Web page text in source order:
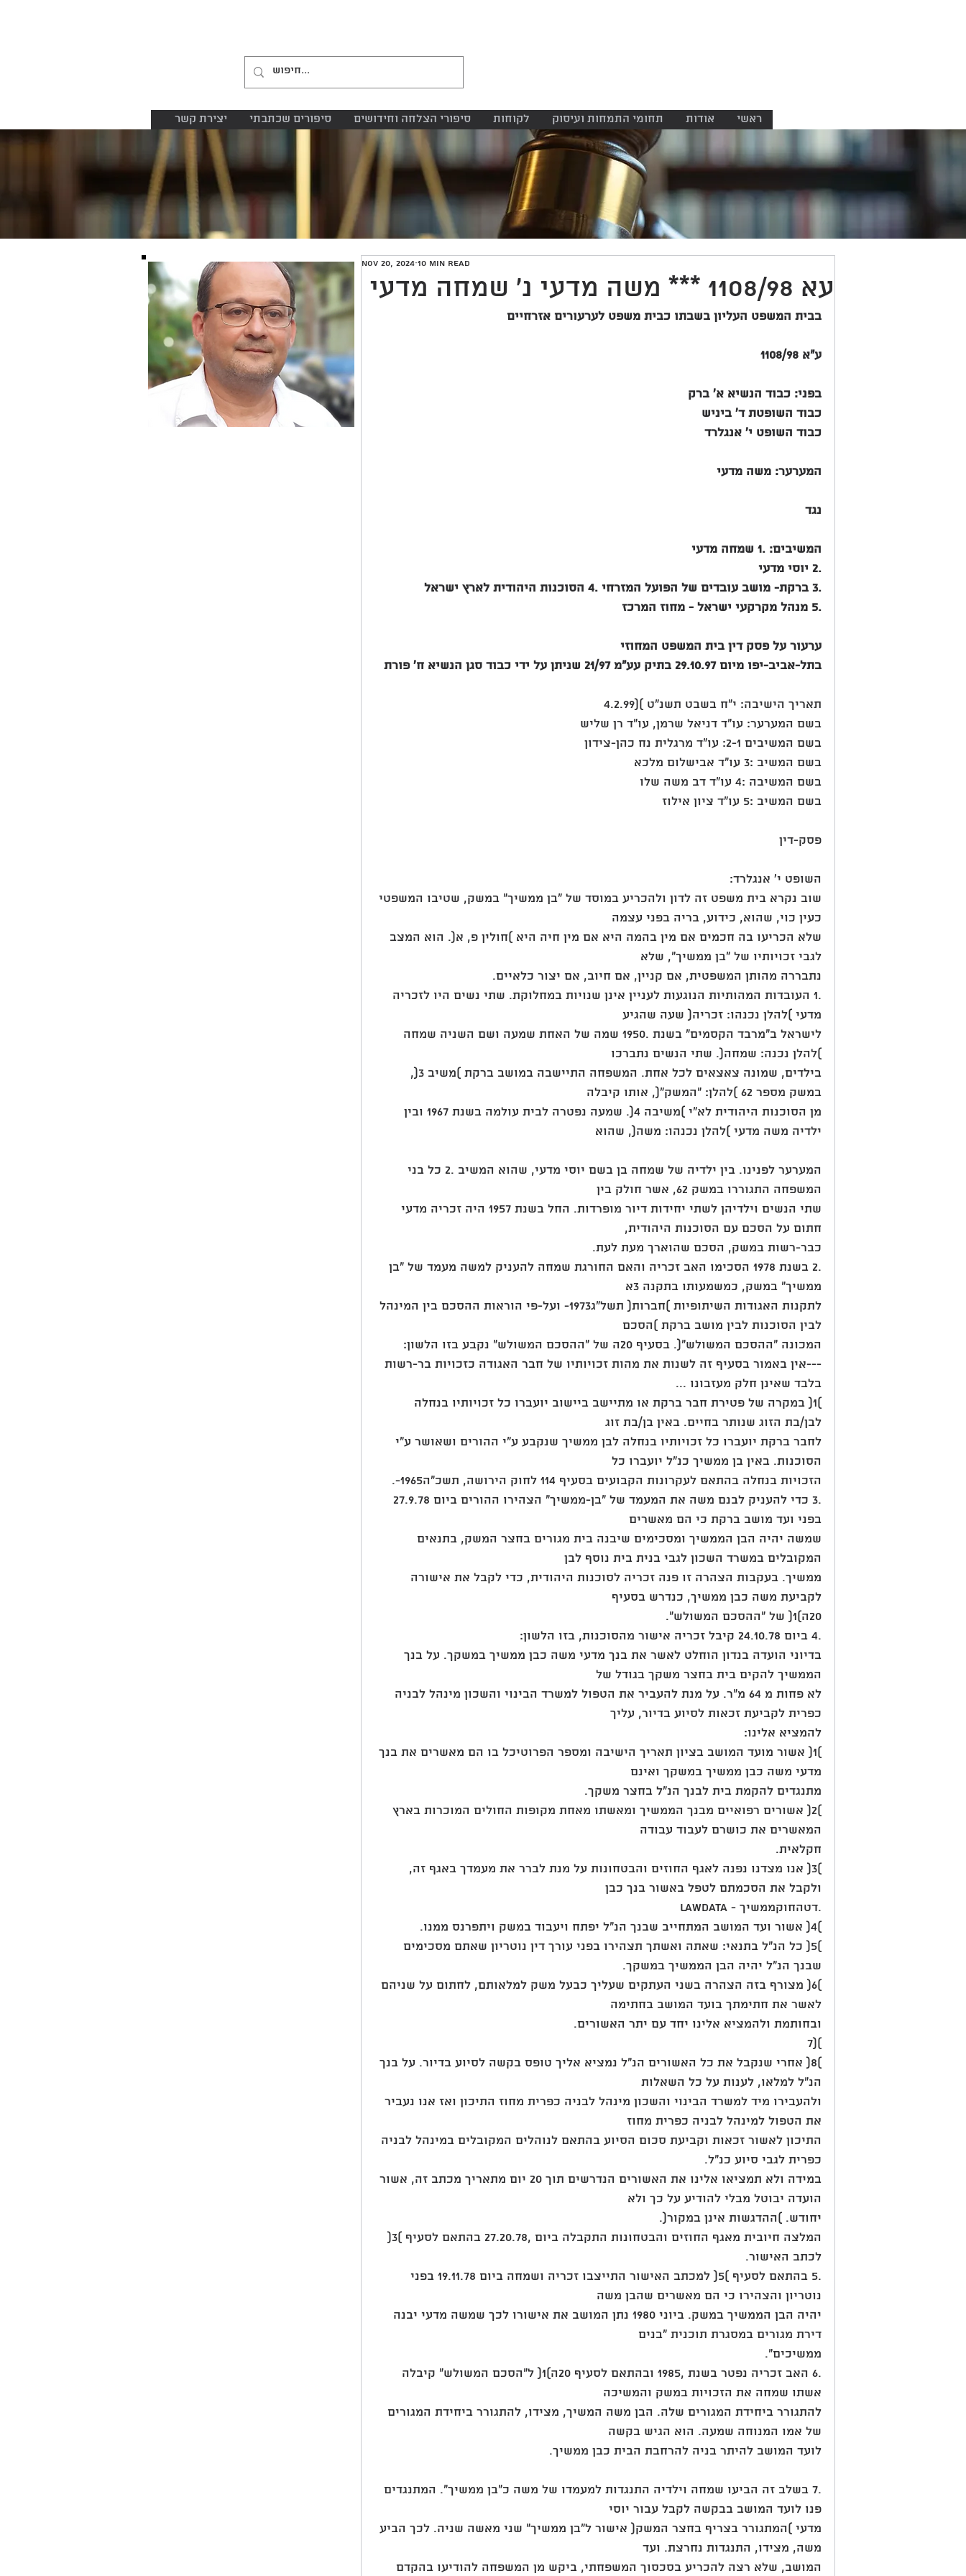
ראשי אודות תחומי התמחות ועיסוק לקוחות סיפורי הצלחה וחידושים סיפורים שכתבתי יצירת קשר
עא 1108/98 *** משה מדעי נ' שמחה מדעי
Nov 20, 2024 10 min read
בבית המשפט העליון בשבתו כבית משפט לערעורים אזרחיים
ע"א 1108/98
בפני: כבוד הנשיא א' ברק
כבוד השופטת ד' ביניש
כבוד השופט י' אנגלרד
המערער: משה מדעי
נגד
המשיבים: .1 שמחה מדעי
.2 יוסי מדעי
.3 ברקת- מושב עובדים של הפועל המזרחי .4 הסוכנות היהודית לארץ ישראל
.5 מנהל מקרקעי ישראל - מחוז המרכז
ערעור על פסק דין בית המשפט המחוזי
בתל-אביב-יפו מיום 29.10.97 בתיק עע"מ 21/97 שניתן על ידי כבוד סגן הנשיא ח' פורת
תאריך הישיבה: י"ח בשבט תשנ"ט )(4.2.99
בשם המערער: עו"ד דניאל שרמן, עו"ד רן שליש
בשם המשיבים 2-1: עו"ד מרגלית נח כהן-צידון
בשם המשיב :3 עו"ד אבישלום מלכא
בשם המשיבה :4 עו"ד דב משה שלו
בשם המשיב :5 עו"ד ציון אילוז
פסק-דין
השופט י' אנגלרד:
שוב נקרא בית משפט זה לדון ולהכריע במוסד של "בן ממשיך" במשק, שטיבו המשפטי
כעין כוי, שהוא, כידוע, בריה בפני עצמה
שלא הכריעו בה חכמים אם מין בהמה היא אם מין חיה היא )חולין פ, א(. הוא המצב
לגבי זכויותיו של "בן ממשיך", שלא
נתבררה מהותן המשפטית, אם קניין, אם חיוב, אם יצור כלאיים.
.1 העובדות המהותיות הנוגעות לעניין אינן שנויות במחלוקת. שתי נשים היו לזכריה
מדעי )להלן נכנהו: זכריה( שעה שהגיע
לישראל ב"מרבד הקסמים" בשנת .1950 שמה של האחת שמעה ושם השניה שמחה
)להלן נכנה: שמחה(. שתי הנשים נתברכו
בילדים, שמונה צאצאים לכל אחת. המשפחה התיישבה במושב ברקת )משיב 3(,
במשק מספר 62 )להלן: "המשק"(, אותו קיבלה
מן הסוכנות היהודית לא"י )משיבה 4(. שמעה נפטרה לבית עולמה בשנת 1967 ובין
ילדיה משה מדעי )להלן נכנהו: משה(, שהוא
המערער לפנינו. בין ילדיה של שמחה בן בשם יוסי מדעי, שהוא המשיב .2 כל בני
המשפחה התגוררו במשק 62, אשר חולק בין
שתי הנשים וילדיהן לשתי יחידות דיור מופרדות. החל בשנת 1957 היה זכריה מדעי
חתום על הסכם עם הסוכנות היהודית,
כבר-רשות במשק, הסכם שהוארך מעת לעת.
.2 בשנת 1978 הסכימו האב זכריה והאם החורגת שמחה להעניק למשה מעמד של "בן
ממשיך" במשק, כמשמעותו בתקנה 3א
לתקנות האגודות השיתופיות )חברות( תשל"ג1973- ועל-פי הוראות ההסכם בין המינהל
לבין הסוכנות לבין מושב ברקת )הסכם
המכונה "ההסכם המשולש"(. בסעיף 20ה של "ההסכם המשולש" נקבע בזו הלשון:
---אין באמור בסעיף זה לשנות את מהות זכויותיו של חבר האגודה כזכויות בר-רשות
בלבד שאינן חלק מעזבונו ...
)1( במקרה של פטירת חבר ברקת או מתיישב ביישוב יועברו כל זכויותיו בנחלה
לבן/בת הזוג שנותר בחיים. באין בן/בת זוג
לחבר ברקת יועברו כל זכויותיו בנחלה לבן ממשיך שנקבע ע"י ההורים ושאושר ע"י
הסוכנות. באין בן ממשיך כנ"ל יועברו כל
הזכויות בנחלה בהתאם לעקרונות הקבועים בסעיף 114 לחוק הירושה, תשכ"ה1965-.
בפני ועד מושב ברקת כי הם מאשרים
שמשה יהיה הבן הממשיך ומסכימים שיבנה בית מגורים בחצר המשק, בתנאים
המקובלים במשרד השכון לגבי בנית בית נוסף לבן
ממשיך. בעקבות הצהרה זו פנה זכריה לסוכנות היהודית, כדי לקבל את אישורה
לקביעת משה כבן ממשיך, כנדרש בסעיף
20ה)1( של "ההסכם המשולש".
.4 ביום 24.10.78 קיבל זכריה אישור מהסוכנות, בזו הלשון:
בדיוני הועדה בנדון הוחלט לאשר את בנך מדעי משה כבן ממשיך במשקך. על בנך
הממשיך להקים בית בחצר משקך בגודל של
לא פחות מ 64 מ"ר. על מנת להעביר את הטפול למשרד הבינוי והשכון מינהל לבניה
כפרית לקביעת זכאות לסיוע בדיור, עליך
להמציא אלינו:
)1( אשור מועד המושב בציון תאריך הישיבה ומספר הפרוטיכל בו הם מאשרים את בנך
מדעי משה כבן ממשיך במשקך ואינם
מתנגדים להקמת בית לבנך הנ"ל בחצר משקך.
)2( אשורים רפואיים מבנך הממשיך ומאשתו מאחת מקופות החולים המוכרות בארץ
המאשרים את כושרם לעבוד עבודה
חקלאית.
)3( אנו מצדנו נפנה לאגף החוזים והבטחונות על מנת לברר את מעמדך באגף זה,
ולקבל את הסכמתם לטפל באשור בנך כבן
lawdata - דטהחוקממשיך.
)4( אשור ועד המושב המתחייב שבנך הנ"ל יפתח ויעבוד במשק ויתפרנס ממנו.
)5( כל הנ"ל בתנאי: שאתה ואשתך תצהירו בפני עורך דין נוטריון שאתם מסכימים
שבנך הנ"ל יהיה הבן הממשיך במשקך.
)6( מצורף בזה הצהרה בשני העתקים שעליך כבעל משק למלאותם, לחתום על שניהם
לאשר את חתימתך בועד המושב בחתימה
ובחותמת ולהמציא אלינו יחד עם יתר האשורים.
7)(
)8( אחרי שנקבל את כל האשורים הנ"ל נמציא אליך טופס בקשה לסיוע בדיור. על בנך
הנ"ל למלאו, לענות על כל השאלות
ולהעבירו מיד למשרד הבינוי והשכון מינהל לבניה כפרית מחוז התיכון ואז אנו נעביר
את הטפול למינהל לבניה כפרית מחוז
התיכון לאשור זכאות וקביעת סכום הסיוע בהתאם לנוהלים המקובלים במינהל לבניה
כפרית לגבי סיוע כנ"ל.
במידה ולא תמציאו אלינו את האשורים הנדרשים תוך 20 יום מתאריך מכתב זה, אשור
הועדה יבוטל מבלי להודיע על כך ולא
יחודש. )ההדגשות אינן במקור(.
המלצה חיובית מאגף החוזים והבטחונות התקבלה ביום ,27.20.78 בהתאם לסעיף )3(
לכתב האישור.
.5 בהתאם לסעיף )5( למכתב האישור התייצבו זכריה ושמחה ביום 19.11.78 בפני
נוטריון והצהירו כי הם מאשרים שהבן משה
יהיה הבן הממשיך במשק. ביוני 1980 נתן המושב את אישורו לכך שמשה מדעי יבנה
דירת מגורים במסגרת תוכנית "בנים
ממשיכים".
.6 האב זכריה נפטר בשנת ,1985 ובהתאם לסעיף 20ה)1( ל"הסכם המשולש" קיבלה
אשתו שמחה את הזכויות במשק והמשיכה
להתגורר ביחידת המגורים שלה. הבן משה המשיך, מצידו, להתגורר ביחידת המגורים
של אמו המנוחה שמעה. הוא הגיש בקשה
לועד המושב להיתר בניה להרחבת הבית כבן ממשיך.
.7 בשלב זה הביעו שמחה וילדיה התנגדות למעמדו של משה כ"בן ממשיך". המתנגדים
פנו לועד המושב בבקשה לקבל עבור יוסי
מדעי )המתגורר בצריף בחצר המשק( אישור ל"בן ממשיך" שני מאשה שניה. לכך הביע
משה, מצידו, התנגדות נחרצת. ועד
המושב, שלא רצה להכריע בסכסוך המשפחתי, ביקש מן המשפחה להודיעו בהקדם